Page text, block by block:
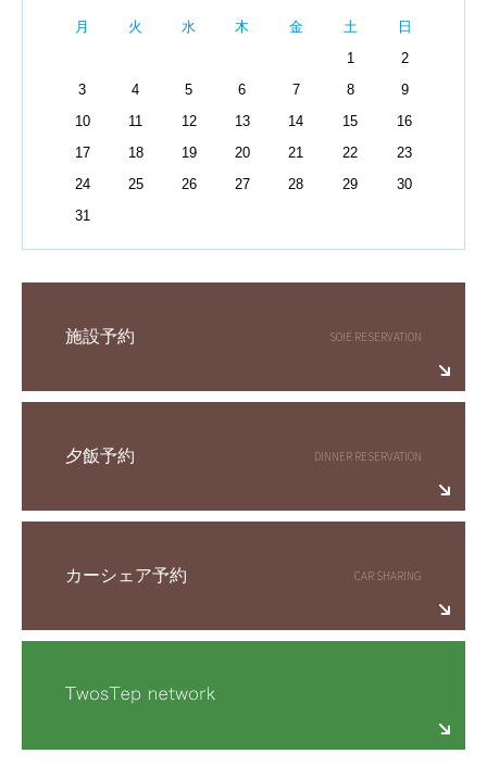
月 火 水 木 金 土
日
1
2
3
4 5 6 7 8
9
10
11 12 13 14 15
16
17
18 19 20 21 22
23
24
25 26 27 28 29
30
31
施設予約
夕飯予約
カーシェア予約